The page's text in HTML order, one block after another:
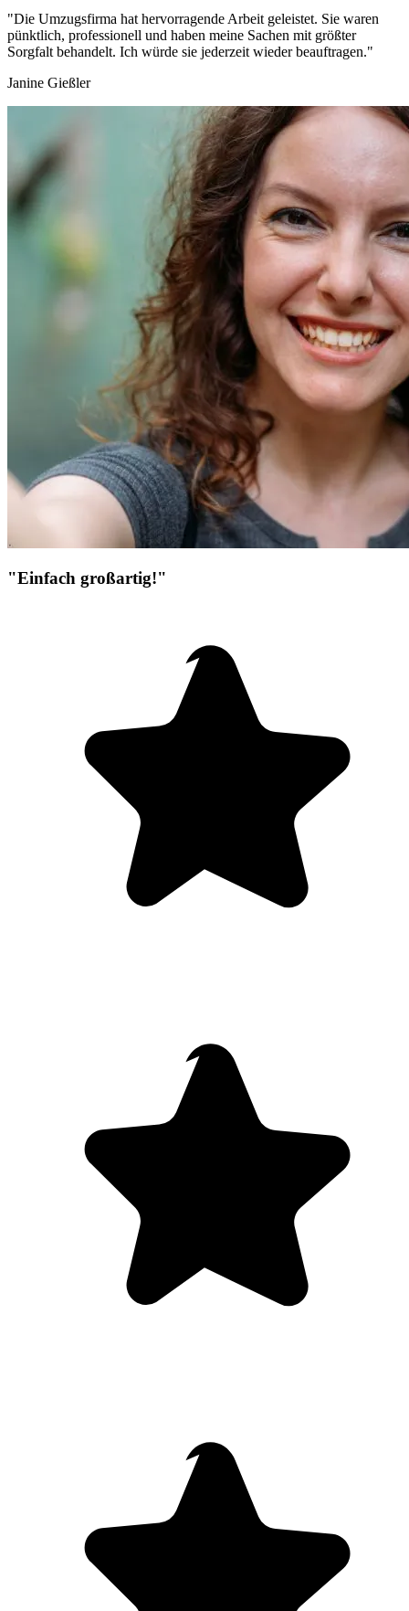
"Die Umzugsfirma hat hervorragende Arbeit geleistet. Sie waren
pünktlich, professionell und haben meine Sachen mit größter
Sorgfalt behandelt. Ich würde sie jederzeit wieder beauftragen."
Janine Gießler
"Einfach großartig!"